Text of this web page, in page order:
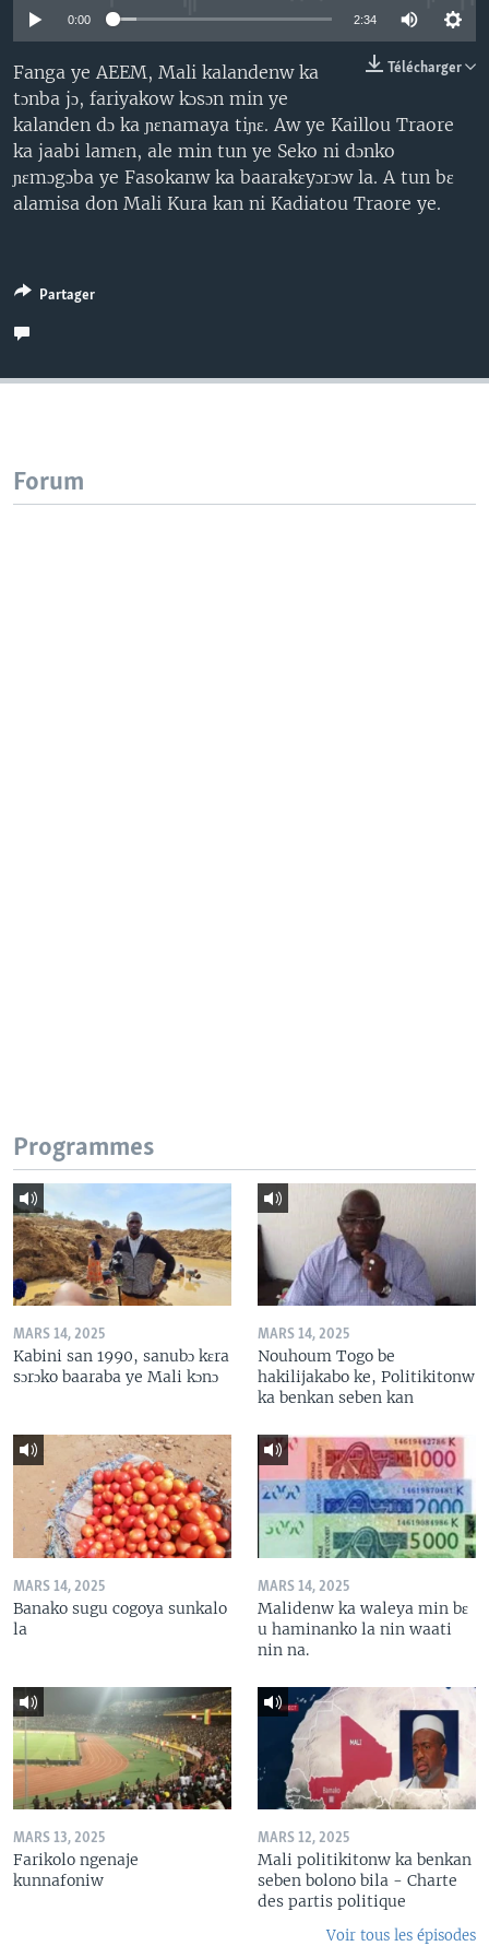
0:00 2:34
Télécharger
Fanga ye AEEM, Mali kalandenw ka
tɔnba jɔ, fariyakow kɔsɔn min ye
kalanden dɔ ka ɲɛnamaya tiɲɛ. Aw ye Kaillou Traore
ka jaabi lamɛn, ale min tun ye Seko ni dɔnko
ɲɛmɔgɔba ye Fasokanw ka baarakɛyɔrɔw la. A tun bɛ
alamisa don Mali Kura kan ni Kadiatou Traore ye.
Partager
Forum
Programmes
MARS 14, 2025
Kabini san 1990, sanubɔ kɛra
sɔrɔko baaraba ye Mali kɔnɔ
MARS 14, 2025
Nouhoum Togo be
hakilijakabo ke, Politikitonw
ka benkan seben kan
MARS 14, 2025
Banako sugu cogoya sunkalo
la
MARS 14, 2025
Malidenw ka waleya min bɛ
u haminanko la nin waati
nin na.
MARS 13, 2025
Farikolo ngenaje
kunnafoniw
MARS 12, 2025
Mali politikitonw ka benkan
seben bolono bila - Charte
des partis politique
Voir tous les épisodes